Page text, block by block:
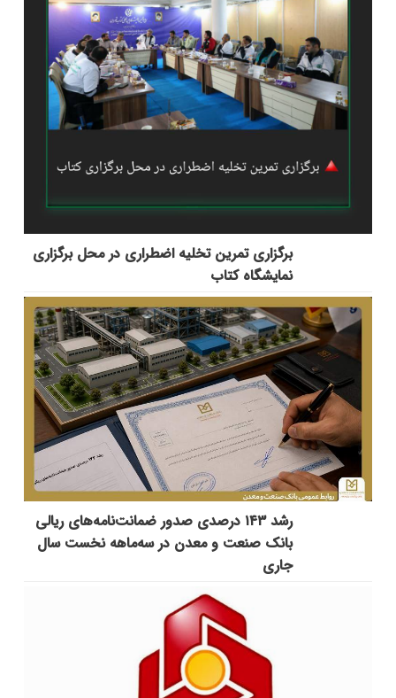
برگزاری تمرین تخلیه اضطراری در محل برگزاری
نمایشگاه کتاب
رشد ۱۴۳ درصدی صدور ضمانت‌نامه‌های ریالی
بانک صنعت و معدن در سه‌ماهه نخست سال
جاری